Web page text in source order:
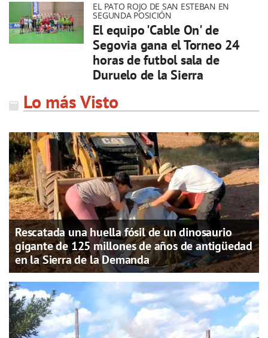
EL PATO ROJO DE SAN ESTEBAN EN
SEGUNDA POSICIÓN
El equipo 'Cable On' de
Segovia gana el Torneo 24
horas de futbol sala de
Duruelo de la Sierra
Lo más Visto
Rescatada una huella fósil de un dinosaurio
gigante de 125 millones de años de antigüedad
en la Sierra de la Demanda